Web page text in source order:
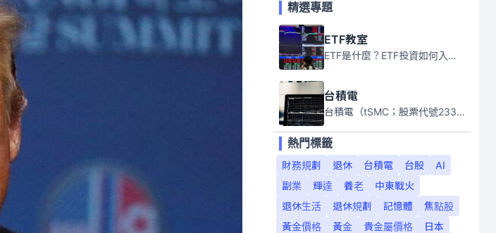
精選專題
ETF教室
ETF是什麼？ETF投資如何入門？本系列專題文章將會告訴你新手必須知道的ETF基礎知識。
台積電
台積電（tSMC；股票代號2330）是全球領先的半導體代工公司，成立於1987年，總部位於台灣新竹。且已於美國、日本、德國及中國設廠，台積電是全球首家專業積體電路製造服務公司，也是全球最先進和最大規模的半導體代工廠。
熱門標籤
財務規劃
退休 台積電 台股
AI
副業
輝達 養老
中東戰火
退休生活
退休規劃 記憶體
焦點股
黃金價格
黃金 貴金屬價格
日本